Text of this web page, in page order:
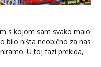
s kojom sam svako malo
bilo ništa neobično za nas
U toj fazi prekida,